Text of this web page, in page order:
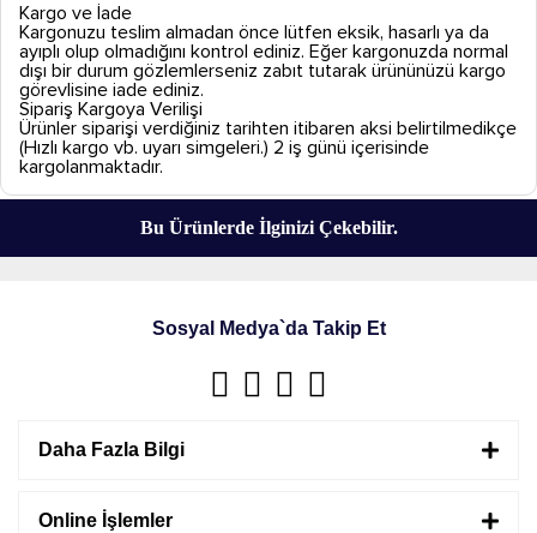
Kargo ve İade
Kargonuzu teslim almadan önce lütfen eksik, hasarlı ya da
ayıplı olup olmadığını kontrol ediniz. Eğer kargonuzda normal
dışı bir durum gözlemlerseniz zabıt tutarak ürününüzü kargo
görevlisine iade ediniz.
Sipariş Kargoya Verilişi
Ürünler siparişi verdiğiniz tarihten itibaren aksi belirtilmedikçe
(Hızlı kargo vb. uyarı simgeleri.) 2 iş günü içerisinde
kargolanmaktadır.
Bu Ürünlerde İlginizi Çekebilir.
Sosyal Medya`da Takip Et
Daha Fazla Bilgi
Online İşlemler